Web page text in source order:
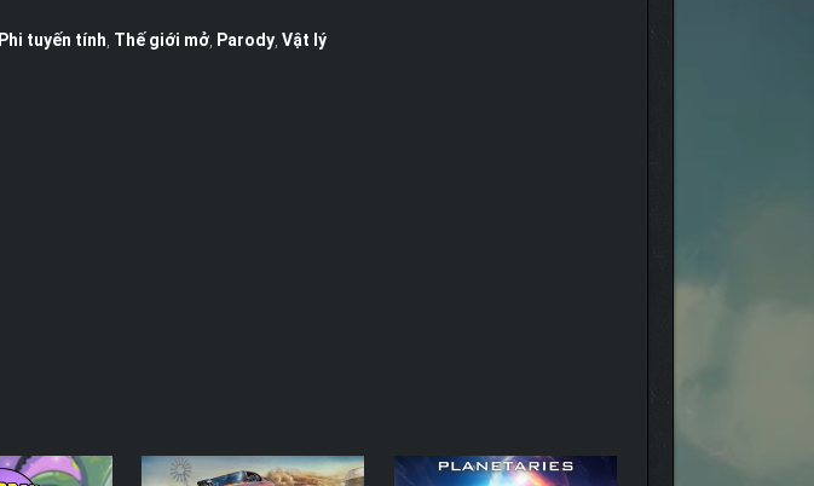
Phi tuyến tính Thế giới mở, Parody, Vật lý